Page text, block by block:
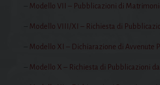
– Modello VII – Pubblicazioni di
– Modello VIII/XI – Richiesta di
– Modello XI – Dichiarazione di Avvenute
– Modello X – Richiesta di Pubblicazioni